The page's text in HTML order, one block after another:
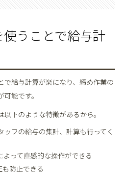
使うことで給与計
で給与計算が楽になり、締め作業の
能です。
下のような特徴があるから。
フの給与の集計、計算も行ってく
って直感的な操作ができる
も防止できる